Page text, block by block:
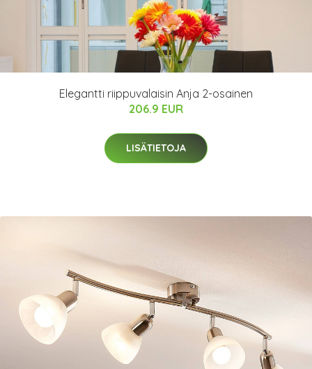
Elegantti riippuvalaisin Anja 2-osainen
206.9 EUR
LISÄTIETOJA